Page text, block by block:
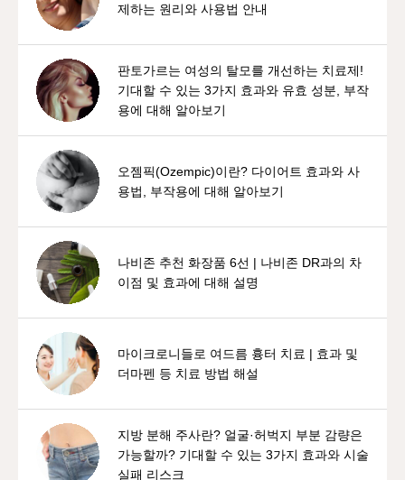
제하는 원리와 사용법 안내
판토가르는 여성의 탈모를 개선하는 치료제!
기대할 수 있는 3가지 효과와 유효 성분, 부작
용에 대해 알아보기
오젬픽(Ozempic)이란? 다이어트 효과와 사
용법, 부작용에 대해 알아보기
나비존 추천 화장품 6선 | 나비존 DR과의 차
이점 및 효과에 대해 설명
마이크로니들로 여드름 흉터 치료 | 효과 및
더마펜 등 치료 방법 해설
지방 분해 주사란? 얼굴·허벅지 부분 감량은
가능할까? 기대할 수 있는 3가지 효과와 시술
실패 리스크